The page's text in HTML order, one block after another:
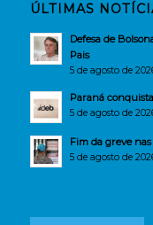
ÚLTIMAS
Defesa de
Pais
5 de agosto de
Paraná
5 de agosto de
Fim da greve
5 de agosto de